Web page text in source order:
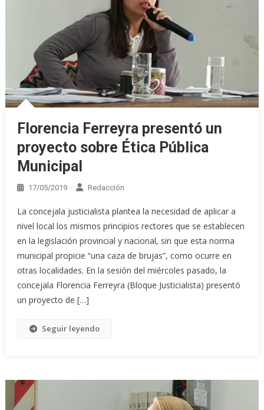
Florencia Ferreyra presentó un
proyecto sobre Ética Pública
Municipal
17/05/2019 Redacción
La concejala justicialista plantea la necesidad de aplicar a
nivel local los mismos principios rectores que se establecen
en la legislación provincial y nacional, sin que esta norma
municipal propicie “una caza de brujas”, como ocurre en
otras localidades. En la sesión del miércoles pasado, la
concejala Florencia Ferreyra (Bloque Justicialista) presentó
un proyecto de […]
Seguir leyendo